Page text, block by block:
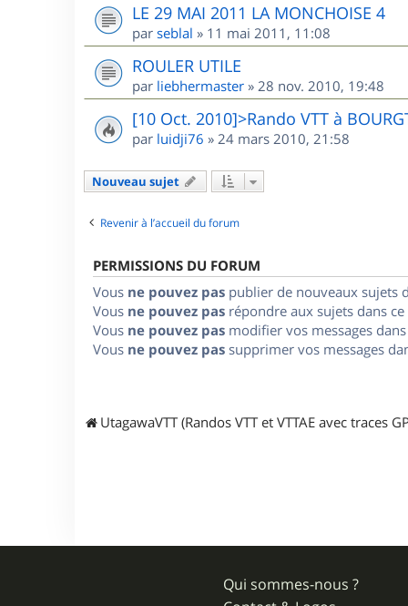
LE 29 MAI 2011 LA MONCHOISE 4
par seblal » 11 mai 2011, 11:08
ROULER UTILE
par liebhermaster » 28 nov. 2010, 19:48
[10 Oct. 2010]>Rando VTT à
par luidji76 » 24 mars 2010, 21:58
Nouveau sujet
Revenir à l’accueil du forum
PERMISSIONS DU FORUM
Vous ne pouvez pas publier de nouveaux sujets
Vous ne pouvez pas répondre aux sujets dans
Vous ne pouvez pas modifier vos messages
Vous ne pouvez pas supprimer vos messages
UtagawaVTT (Randos VTT et VTTAE avec traces
Qui sommes-nous ?